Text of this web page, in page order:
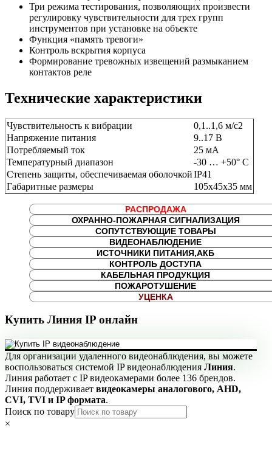
Три режима тестирования, позволяющих произвести
регулировку чувствительности для трех групп
инструментов при установке на объекте
Функция «память тревоги»
Контроль вскрытия корпуса
Формирование тревожных извещений размыканием
контактов реле
Технические характеристики
Чувствительность к вибрации
0,1..1,6 м/с2
Напряжение питания
9..17 В
Потребляемый ток
25 мА
Температурный диапазон
-30 … +50° С
Степень защиты, обеспечиваемая оболочкойIP41
Габаритные размеры
105х45х35 мм
РАСПРОДАЖА
ОХРАННО-ПОЖАРНАЯ СИГНАЛИЗАЦИЯ
СОПУТСТВУЮЩИЕ ТОВАРЫ
ВИДЕОНАБЛЮДЕНИЕ
ИСТОЧНИКИ ПИТАНИЯ,АКБ
КОНТРОЛЬ ДОСТУПА
КАБЕЛЬНАЯ ПРОДУКЦИЯ
ПОЖАРОТУШЕНИЕ
УЦЕНКА
Купить Линия IP онлайн
Для организации удаленного видеонаблюдения, вы можете
воспользоваться системой IP видеонаблюдения Линия.
Линия работает с IP видеокамерами более 136 брендов.
Линия поддерживает видеокамеры аналогового, AHD,
CVI, TVI и IP формата.
Поиск по товару
×